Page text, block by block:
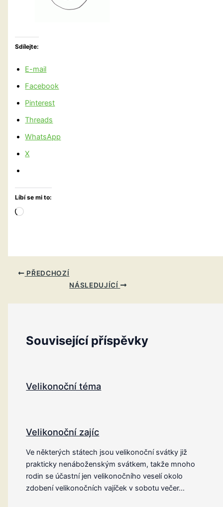
Sdílejte:
E-mail
Facebook
Pinterest
Threads
WhatsApp
X
Líbí se mi to:
Načítání…
PŘEDCHOZÍ
NÁSLEDUJÍCÍ
Související příspěvky
Velikonoční téma
Velikonoční zajíc
Ve některých státech jsou velikonoční svátky již
prakticky nenáboženským svátkem, takže mnoho
rodin se účastní jen velikonočního veselí okolo
zdobení velikonočních vajíček v sobotu večer…